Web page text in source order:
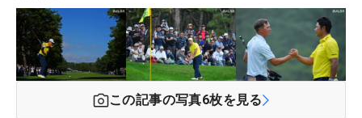
この記事の写真6枚を見る